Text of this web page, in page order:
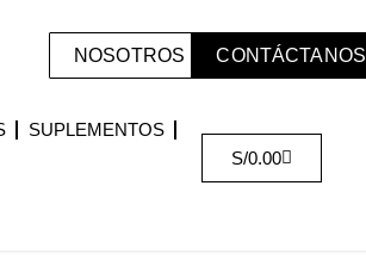
NOSOTROS CONTÁCTANOS
SUPLEMENTOS
S/0.00